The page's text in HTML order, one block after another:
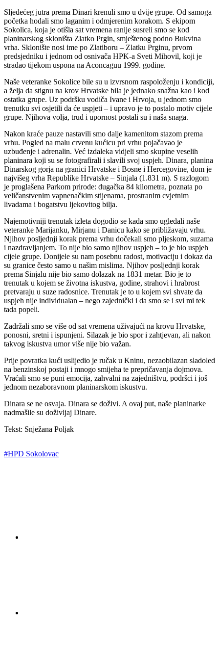
Sljedećeg jutra prema Dinari krenuli smo u dvije grupe. Od samoga
početka hodali smo laganim i odmjerenim korakom. S ekipom
Sokolica, koja je otišla sat vremena ranije susreli smo se kod
planinarskog skloništa Zlatko Prgin, smještenog podno Bukvina
vrha. Sklonište nosi ime po Zlatiboru – Zlatku Prginu, prvom
predsjedniku i jednom od osnivača HPK-a Sveti Mihovil, koji je
stradao tijekom uspona na Aconcaguu 1999. godine.
Naše veteranke Sokolice bile su u izvrsnom raspoloženju i kondiciji,
a želja da stignu na krov Hrvatske bila je jednako snažna kao i kod
ostatka grupe. Uz podršku vodiča Ivane i Hrvoja, u jednom smo
trenutku svi osjetili da će uspjeti – i upravo je to postalo motiv cijele
grupe. Njihova volja, trud i upornost postali su i naša snaga.
Nakon kraće pauze nastavili smo dalje kamenitom stazom prema
vrhu. Pogled na malu crvenu kućicu pri vrhu pojačavao je
uzbuđenje i adrenalin. Već izdaleka vidjeli smo skupine veselih
planinara koji su se fotografirali i slavili svoj uspjeh. Dinara, planina
Dinarskog gorja na granici Hrvatske i Bosne i Hercegovine, dom je
najvišeg vrha Republike Hrvatske – Sinjala (1.831 m). S razlogom
je proglašena Parkom prirode: dugačka 84 kilometra, poznata po
veličanstvenim vapnenačkim stijenama, prostranim cvjetnim
livadama i bogatstvu ljekovitog bilja.
Najemotivniji trenutak izleta dogodio se kada smo ugledali naše
veteranke Marijanku, Mirjanu i Danicu kako se približavaju vrhu.
Njihov posljednji korak prema vrhu dočekali smo pljeskom, suzama
i nazdravljanjem. To nije bio samo njihov uspjeh – to je bio uspjeh
cijele grupe. Donijele su nam posebnu radost, motivaciju i dokaz da
su granice često samo u našim mislima. Njihov posljednji korak
prema Sinjalu nije bio samo dolazak na 1831 metar. Bio je to
trenutak u kojem se životna iskustva, godine, strahovi i hrabrost
pretvaraju u suze radosnice. Trenutak je to u kojem svi shvate da
uspjeh nije individualan – nego zajednički i da smo se i svi mi tek
tada popeli.
Zadržali smo se više od sat vremena uživajući na krovu Hrvatske,
ponosni, sretni i ispunjeni. Silazak je bio spor i zahtjevan, ali nakon
takvog iskustva umor više nije bio važan.
Prije povratka kući uslijedio je ručak u Kninu, nezaobilazan sladoled
na benzinskoj postaji i mnogo smijeha te prepričavanja dojmova.
Vraćali smo se puni emocija, zahvalni na zajedništvu, podršci i još
jednom nezaboravnom planinarskom iskustvu.
Dinara se ne osvaja. Dinara se doživi. A ovaj put, naše planinarke
nadmašile su doživljaj Dinare.
Tekst: Snježana Poljak
#HPD Sokolovac